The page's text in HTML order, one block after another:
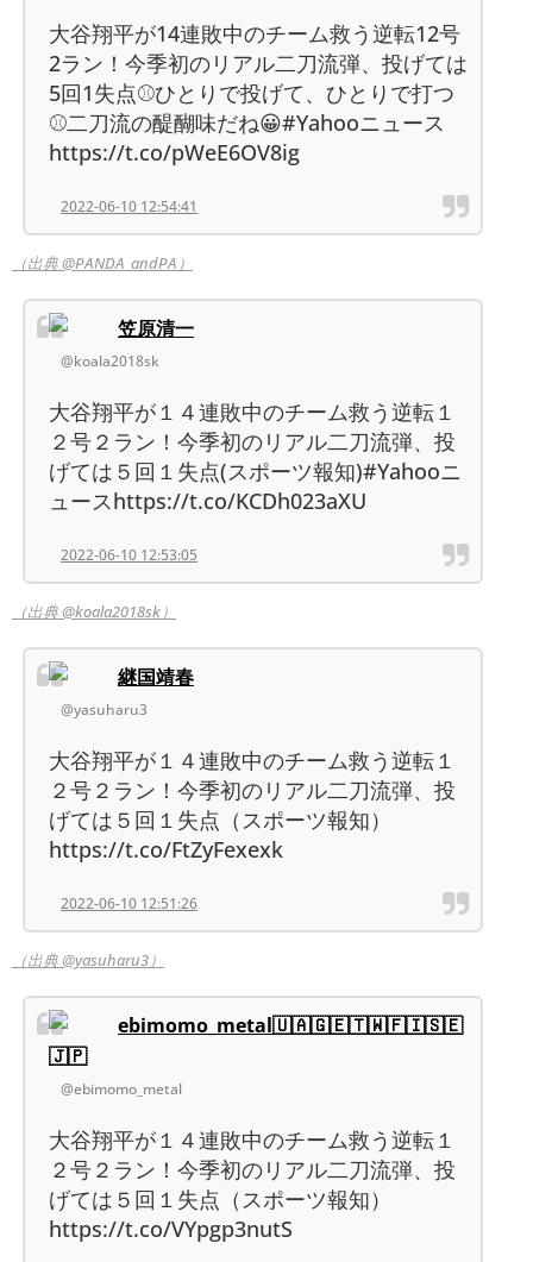
大谷翔平が14連敗中のチーム救う逆転12号
2ラン！今季初のリアル二刀流弾、投げては
5回1失点⚾ひとりで投げて、ひとりで打つ
⚾二刀流の醍醐味だね😀#Yahooニュース
https://t.co/pWeE6OV8ig
2022-06-10 12:54:41
（出典 @PANDA_andPA）
笠原清一
@koala2018sk
大谷翔平が１４連敗中のチーム救う逆転１
２号２ラン！今季初のリアル二刀流弾、投
げては５回１失点(スポーツ報知)#Yahooニ
ュースhttps://t.co/KCDh023aXU
2022-06-10 12:53:05
（出典 @koala2018sk）
継国靖春
@yasuharu3
大谷翔平が１４連敗中のチーム救う逆転１
２号２ラン！今季初のリアル二刀流弾、投
げては５回１失点（スポーツ報知）
https://t.co/FtZyFexexk
2022-06-10 12:51:26
（出典 @yasuharu3）
ebimomo_metal🇺🇦🇬🇪🇹🇼🇫🇮🇸🇪
🇯🇵
@ebimomo_metal
大谷翔平が１４連敗中のチーム救う逆転１
２号２ラン！今季初のリアル二刀流弾、投
げては５回１失点（スポーツ報知）
https://t.co/VYpgp3nutS